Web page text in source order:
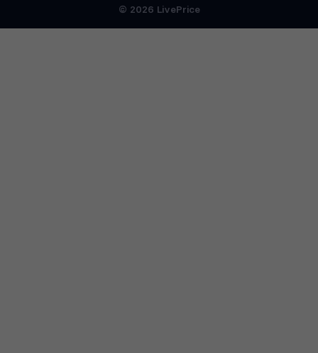
© 2026 LivePrice